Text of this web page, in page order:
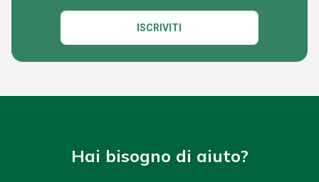
ISCRIVITI
Hai bisogno di aiuto?